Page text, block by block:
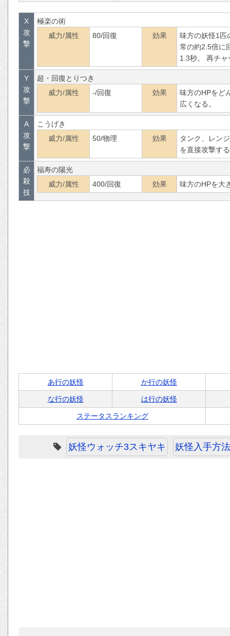
X
攻
撃
極楽の術
威力/属性
80/回復 効果
味方の妖怪1匹
常の約2.5倍に
1.3秒。 再チ
Y
攻
撃
超・回復とりつき
威力/属性
-/回復 効果
味方のHPをど
広くなる。
A
攻
撃
こうげき
威力/属性
50/物理 効果
タンク、レン
を直接攻撃す
必
殺
技
福寿の陽光
威力/属性
400/回復 効果 味方のHPを大
あ行の妖怪 か行の妖怪
な行の妖怪 は行の妖怪
ステータスランキング
妖怪ウォッチ3スキヤキ 妖怪入手方法